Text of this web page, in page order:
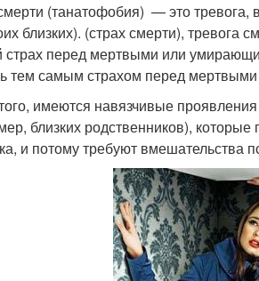
(танатофобия) — это
близких). (страх смерти), тревога
страх перед мертвыми или
тем самым страхом перед
имеются навязчивые
близких родственников),
и потому требуют вмешательства